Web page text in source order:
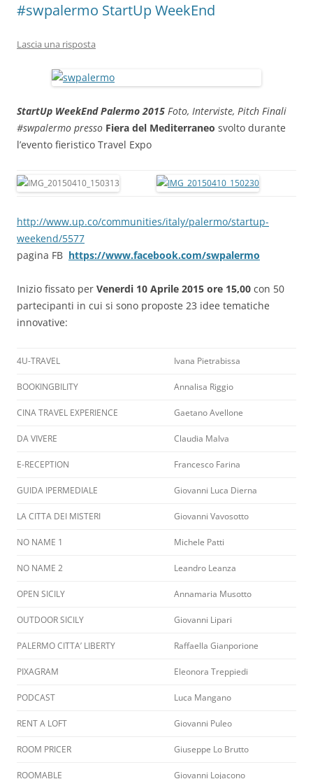
#swpalermo StartUp WeekEnd
Lascia una risposta
StartUp WeekEnd Palermo 2015 Foto, Interviste, Pitch Finali
#swpalermo presso Fiera del Mediterraneo svolto durante
l’evento fieristico Travel Expo
http://www.up.co/communities/italy/palermo/startup-
weekend/5577
pagina FB https://www.facebook.com/swpalermo
Inizio fissato per Venerdi 10 Aprile 2015 ore 15,00 con 50
partecipanti in cui si sono proposte 23 idee tematiche
innovative:
4U-TRAVEL Ivana Pietrabissa
BOOKINGBILITY Annalisa Riggio
CINA TRAVEL EXPERIENCE Gaetano Avellone
DA VIVERE Claudia Malva
E-RECEPTION Francesco Farina
GUIDA IPERMEDIALE Giovanni Luca Dierna
LA CITTA DEI MISTERI Giovanni Vavosotto
NO NAME 1 Michele Patti
NO NAME 2 Leandro Leanza
OPEN SICILY Annamaria Musotto
OUTDOOR SICILY Giovanni Lipari
PALERMO CITTA’ LIBERTY Raffaella Gianporione
PIXAGRAM Eleonora Treppiedi
PODCAST Luca Mangano
RENT A LOFT Giovanni Puleo
ROOM PRICER Giuseppe Lo Brutto
ROOMABLE Giovanni Lojacono